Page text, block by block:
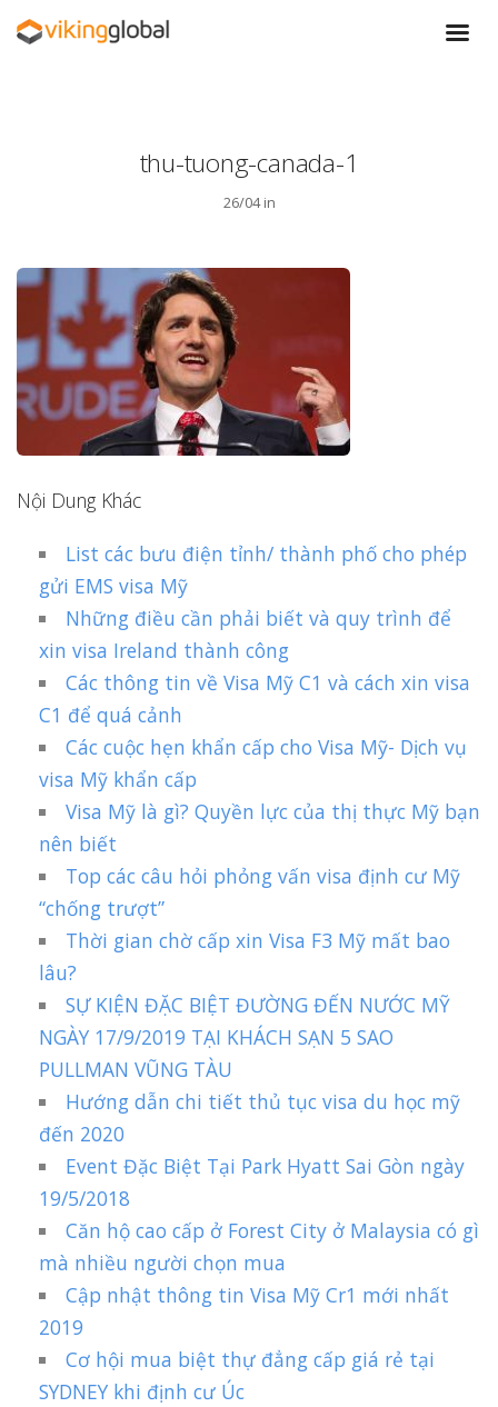
thu-tuong-canada-1
26/04 in
Nội Dung Khác
List các bưu điện tỉnh/ thành phố cho phép
gửi EMS visa Mỹ
Những điều cần phải biết và quy trình để
xin visa Ireland thành công
Các thông tin về Visa Mỹ C1 và cách xin visa
C1 để quá cảnh
Các cuộc hẹn khẩn cấp cho Visa Mỹ- Dịch vụ
visa Mỹ khẩn cấp
Visa Mỹ là gì? Quyền lực của thị thực Mỹ bạn
nên biết
Top các câu hỏi phỏng vấn visa định cư Mỹ
“chống trượt”
Thời gian chờ cấp xin Visa F3 Mỹ mất bao
lâu?
SỰ KIỆN ĐẶC BIỆT ĐƯỜNG ĐẾN NƯỚC MỸ
NGÀY 17/9/2019 TẠI KHÁCH SẠN 5 SAO
PULLMAN VŨNG TÀU
Hướng dẫn chi tiết thủ tục visa du học mỹ
đến 2020
Event Đặc Biệt Tại Park Hyatt Sai Gòn ngày
19/5/2018
Căn hộ cao cấp ở Forest City ở Malaysia có gì
mà nhiều người chọn mua
Cập nhật thông tin Visa Mỹ Cr1 mới nhất
2019
Cơ hội mua biệt thự đẳng cấp giá rẻ tại
SYDNEY khi định cư Úc